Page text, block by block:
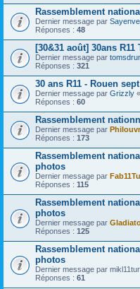
Rassemblement
Dernier message par
Réponses : 48
[30&31 août] 30ans
Dernier message par
Réponses : 321
30 ans R11 - Rouen
Dernier message par Grizzly «
Réponses : 60
Rassemblement
Dernier message par
Réponses : 173
Rassemblement
photos
Dernier message par
Réponses : 115
Rassemblement
photos
Dernier message par
Réponses : 125
Rassemblement
photos
Dernier message par
Réponses : 61